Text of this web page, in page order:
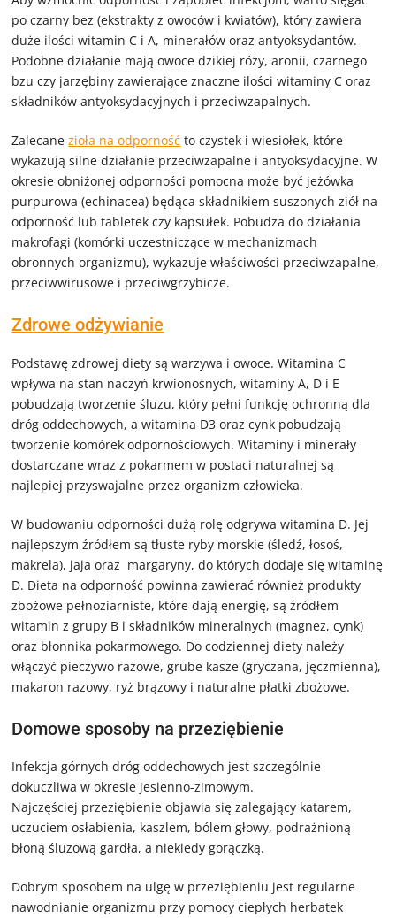
po czarny bez (ekstrakty z owoców i kwiatów), który zawiera
duże ilości witamin C i A, minerałów oraz antyoksydantów.
Podobne działanie mają owoce dzikiej róży, aronii, czarnego
bzu czy jarzębiny zawierające znaczne ilości witaminy C oraz
składników antyoksydacyjnych i przeciwzapalnych.
Zalecanezioła na odporność to czystek i wiesiołek, które
wykazują silne działanie przeciwzapalne i antyoksydacyjne. W
okresie obniżonej odporności pomocna może być jeżówka
purpurowa (echinacea) będąca składnikiem suszonych ziół na
odporność lub tabletek czy kapsułek. Pobudza do działania
makrofagi (komórki uczestniczące w mechanizmach
obronnych organizmu), wykazuje właściwości przeciwzapalne,
przeciwwirusowe i przeciwgrzybicze.
Zdrowe odżywianie
Podstawę zdrowej diety są warzywa i owoce. Witamina C
wpływa na stan naczyń krwionośnych, witaminy A, D i E
pobudzają tworzenie śluzu, który pełni funkcję ochronną dla
dróg oddechowych, a witamina D3 oraz cynk pobudzają
tworzenie komórek odpornościowych. Witaminy i minerały
dostarczane wraz z pokarmem w postaci naturalnej są
najlepiej przyswajalne przez organizm człowieka.
W budowaniu odporności dużą rolę odgrywa witamina D. Jej
najlepszym źródłem są tłuste ryby morskie (śledź, łosoś,
makrela), jaja oraz margaryny, do których dodaje się witaminę
D. Dieta na odporność powinna zawierać również produkty
zbożowe pełnoziarniste, które dają energię, są źródłem
witamin z grupy B i składników mineralnych (magnez, cynk)
oraz błonnika pokarmowego. Do codziennej diety należy
włączyć pieczywo razowe, grube kasze (gryczana, jęczmienna),
makaron razowy, ryż brązowy i naturalne płatki zbożowe.
Domowe sposoby na przeziębienie
Infekcja górnych dróg oddechowych jest szczególnie
dokuczliwa w okresie jesienno-zimowym.
Najczęściej przeziębienie objawia się zalegający katarem,
uczuciem osłabienia, kaszlem, bólem głowy, podrażnioną
błoną śluzową gardła, a niekiedy gorączką.
Dobrym sposobem na ulgę w przeziębieniu jest regularne
nawodnianie organizmu przy pomocy ciepłych herbatek